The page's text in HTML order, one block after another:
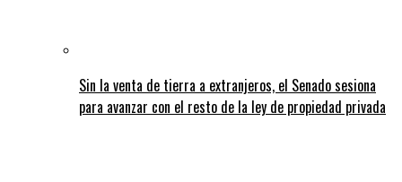
Sin la venta de tierra a extranjeros, el Senado sesiona
para avanzar con el resto de la ley de propiedad privada